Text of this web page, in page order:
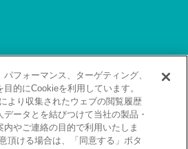
フォーマンス、ターゲティング、
的にCookieを利用しています。
より収集されたウェブの閲覧履歴
ータとを結びつけて当社の製品・
やご連絡の目的で利用いたしま
頂ける場合は、「同意する」ボタ